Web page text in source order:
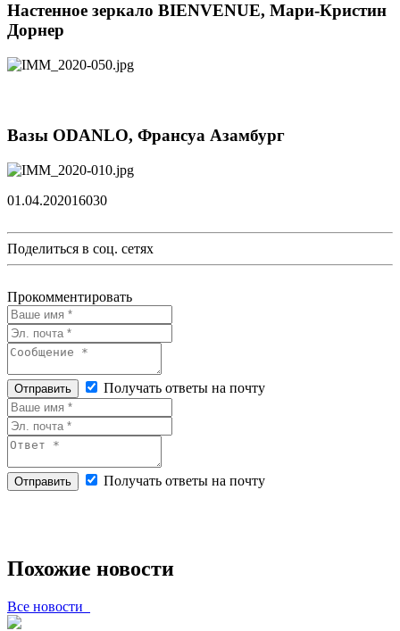
Настенное зеркало BIENVENUE, Мари-Кристин
Дорнер
Вазы ODANLO, Франсуа Азамбург
01.04.202016030
Поделиться в соц. сетях
Прокомментировать
Отправить Получать ответы на почту
Отправить Получать ответы на почту
Похожие новости
Все новости